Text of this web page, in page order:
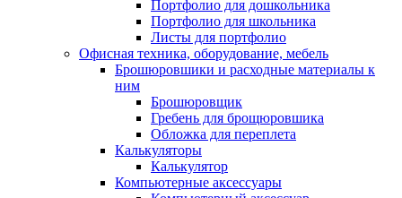
Портфолио для дошкольника
Портфолио для школьника
Листы для портфолио
Офисная техника, оборудование, мебель
Брошюровшики и расходные материалы к
ним
Брошюровщик
Гребень для брощюровшика
Обложка для переплета
Калькуляторы
Калькулятор
Компьютерные аксессуары